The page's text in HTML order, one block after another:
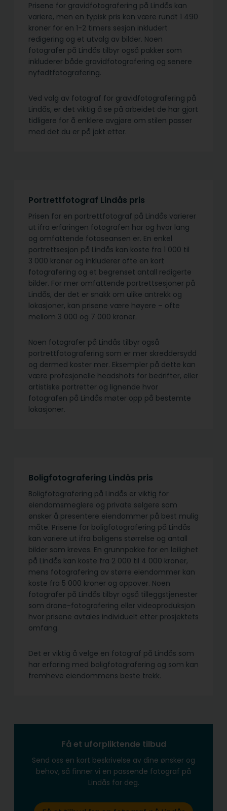
Prisene for gravidfotografering på Lindås kan
variere, men en typisk pris kan være rundt 1 490
kroner for en 1-2 timers sesjon inkludert
redigering og et utvalg av bilder. Noen
fotografer på Lindås tilbyr også pakker som
inkluderer både gravidfotografering og senere
nyfødtfotografering.
Ved valg av fotograf for gravidfotografering på
Lindås, er det viktig å se på arbeidet de har gjort
tidligere for å enklere avgjøre om stilen passer
med det du er på jakt etter.
Portrettfotograf Lindås pris
Prisen for en portrettfotograf på Lindås varierer
ut ifra erfaringen fotografen har og hvor lang
og omfattende fotoseansen er. En enkel
portrettsesjon på Lindås kan koste fra 1 000 til
3 000 kroner og inkluderer ofte en kort
fotografering og et begrenset antall redigerte
bilder. For mer omfattende portrettsesjoner på
Lindås, der det er snakk om ulike antrekk og
lokasjoner, kan prisene være høyere – ofte
mellom 3 000 og 7 000 kroner.
Noen fotografer på Lindås tilbyr også
portrettfotografering som er mer skreddersydd
og dermed koster mer. Eksempler på dette kan
være profesjonelle headshots for bedrifter, eller
artistiske portretter og lignende hvor
fotografen på Lindås møter opp på bestemte
lokasjoner.
Boligfotografering Lindås pris
Boligfotografering på Lindås er viktig for
eiendomsmeglere og private selgere som
ønsker å presentere eiendommer på best mulig
måte. Prisene for boligfotografering på Lindås
kan variere ut ifra boligens størrelse og antall
bilder som kreves. En grunnpakke for en leilighet
på Lindås kan koste fra 2 000 til 4 000 kroner,
mens fotografering av større eiendommer kan
koste fra 5 000 kroner og oppover. Noen
fotografer på Lindås tilbyr også tilleggstjenester
som drone-fotografering eller videoproduksjon
hvor prisene avtales individuelt etter prosjektets
omfang.
Det er viktig å velge en fotograf på Lindås som
har erfaring med boligfotografering og som kan
fremheve eiendommens beste trekk.
Få et uforpliktende tilbud
Send oss en kort beskrivelse av dine ønsker og
behov, så finner vi en passende fotograf på
Lindås for deg.